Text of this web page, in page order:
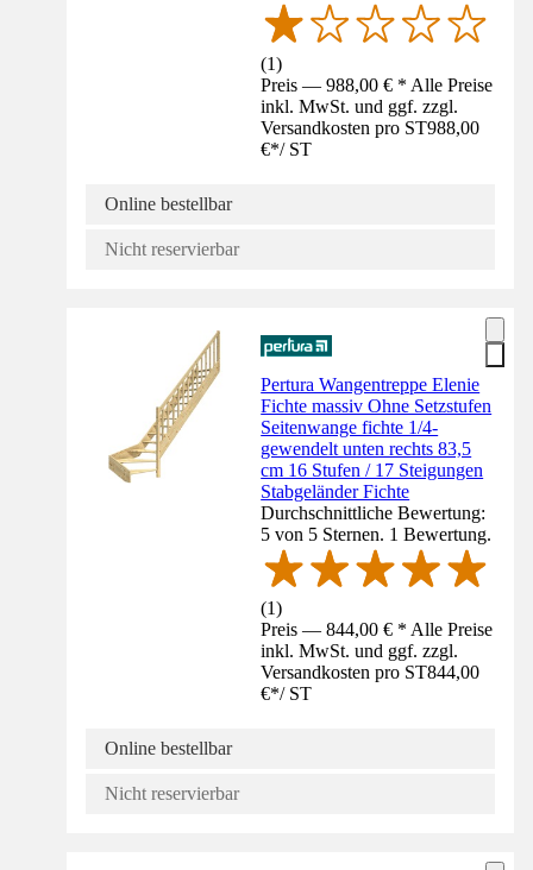
(1)
Preis — 988,00 € * Alle Preise
inkl. MwSt. und ggf. zzgl.
Versandkosten pro ST988,00
€*/ ST
Online bestellbar
Nicht reservierbar
Pertura Wangentreppe Elenie
Fichte massiv Ohne Setzstufen
Seitenwange fichte 1/4-
gewendelt unten rechts 83,5
cm 16 Stufen / 17 Steigungen
Stabgeländer Fichte
Durchschnittliche Bewertung:
5 von 5 Sternen. 1 Bewertung.
(1)
Preis — 844,00 € * Alle Preise
inkl. MwSt. und ggf. zzgl.
Versandkosten pro ST844,00
€*/ ST
Online bestellbar
Nicht reservierbar